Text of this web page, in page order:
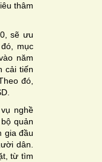
thâm
sẽ ưu
mục
năm
cải tiến
đó,
nghề
quản
gia đầu
dân.
từ tìm